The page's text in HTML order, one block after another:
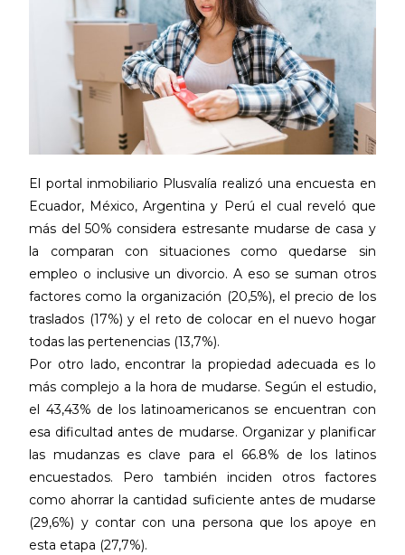
El portal inmobiliario Plusvalía realizó una encuesta en
Ecuador, México, Argentina y Perú el cual reveló que
más del 50% considera estresante mudarse de casa y
la comparan con situaciones como quedarse sin
empleo o inclusive un divorcio. A eso se suman otros
factores como la organización (20,5%), el precio de los
traslados (17%) y el reto de colocar en el nuevo hogar
todas las pertenencias (13,7%).
Por otro lado, encontrar la propiedad adecuada es lo
más complejo a la hora de mudarse. Según el estudio,
el 43,43% de los latinoamericanos se encuentran con
esa dificultad antes de mudarse. Organizar y planificar
las mudanzas es clave para el 66.8% de los latinos
encuestados. Pero también inciden otros factores
como ahorrar la cantidad suficiente antes de mudarse
(29,6%) y contar con una persona que los apoye en
esta etapa (27,7%).